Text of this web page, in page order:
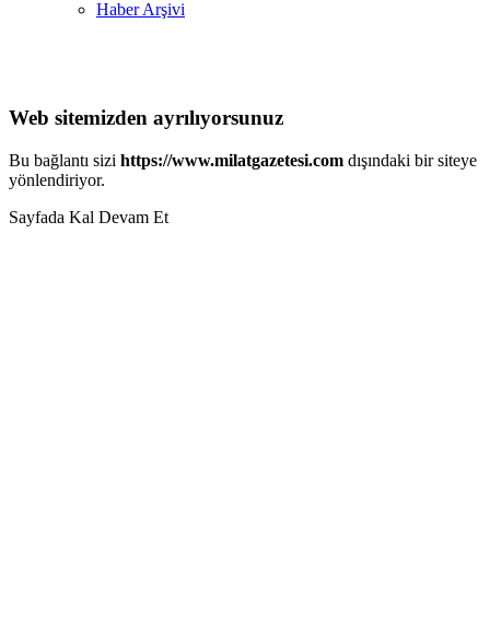
Haber Arşivi
Web sitemizden ayrılıyorsunuz
Bu bağlantı sizi https://www.milatgazetesi.com dışındaki bir siteye
yönlendiriyor.
Sayfada Kal Devam Et